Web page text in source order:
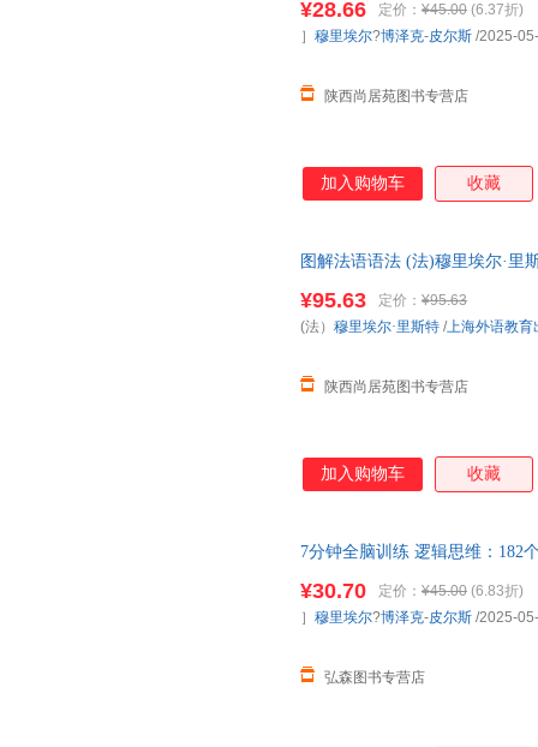
¥28.66 定价： ¥45.00 (6.37折)
陕西尚居苑图书专营店
］ 穆里埃尔?博泽克-皮尔斯 /2025-
加入购物车 收藏
图解法语语法 (法)穆里埃尔·里
¥95.63 定价： ¥95.63
陕西尚居苑图书专营店
(法） 穆里埃尔·里斯特 /上海外语教育
加入购物车 收藏
7分钟全脑训练 逻辑思维：182
¥30.70 定价： ¥45.00 (6.83折)
弘森图书专营店
］ 穆里埃尔?博泽克-皮尔斯 /2025-